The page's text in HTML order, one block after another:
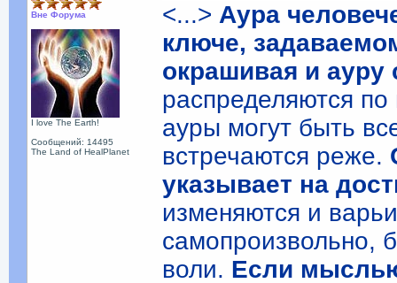
Вне Форума
I love The Earth!
Сообщений: 14495
The Land of HealPlanet
<...> Аура
ключе,
окрашивая и ауру
распределяются
ауры могут быть
встречаются реже.
указывает на
изменяются и
самопроизвольно,
воли. Если